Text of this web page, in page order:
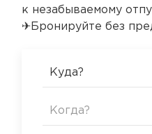
к незабываемому
✈Бронируйте без
Куда?
Когда?